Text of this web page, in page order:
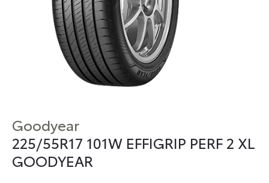
Goodyear
225/55R17 101W EFFIGRIP PERF 2 XL
GOODYEAR